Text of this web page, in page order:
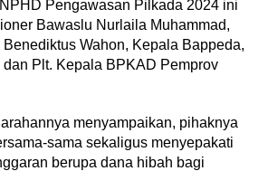
Pengawasan Pilkada 2024 ini
Bawaslu Nurlaila Muhammad,
Wahon, Kepala Bappeda,
Plt. Kepala BPKAD Pemprov
menyampaikan, pihaknya
sama sekaligus menyepakati
berupa dana hibah bagi